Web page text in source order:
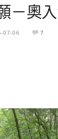
－奧
07-06 7